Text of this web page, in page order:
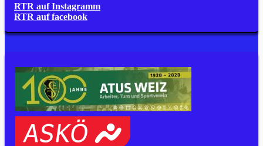
RTR auf Instagramm
RTR auf facebook